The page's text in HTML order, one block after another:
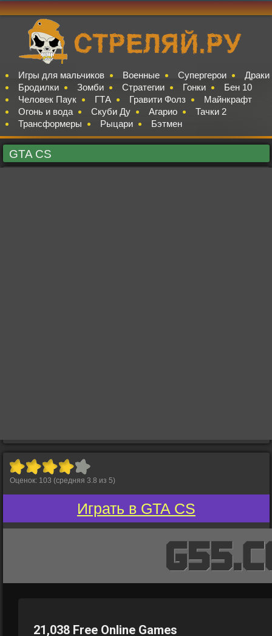
Игры для мальчиков Военные Супергерои
Драки
Бродилки
Зомби Стратегии Гонки
Бен 10
Человек Паук
ГТА Гравити Фолз
Майнкрафт
Огонь и вода
Скуби Ду Агарио
Тачки 2
Трансформеры
Рыцари Бэтмен
GTA CS
Оценок: 103 (средняя 3.8 из 5)
Играть в GTA CS